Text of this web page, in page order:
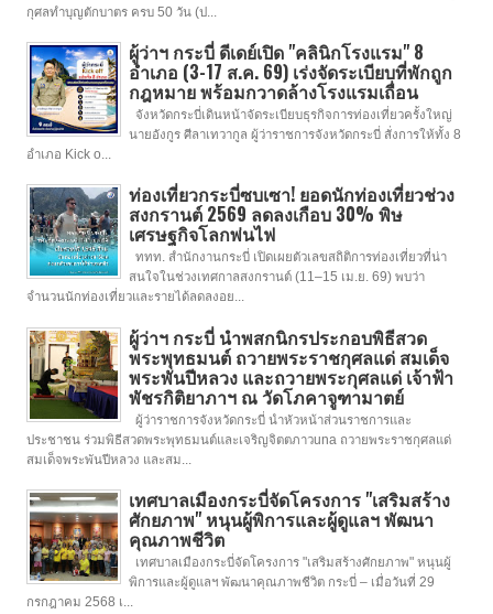
กุศลทำบุญตักบาตร ครบ 50 วัน (ป...
ผู้ว่าฯ กระบี่ ดีเดย์เปิด "คลินิกโรงแรม" 8
อำเภอ (3-17 ส.ค. 69) เร่งจัดระเบียบที่พักถูก
กฎหมาย พร้อมกวาดล้างโรงแรมเถื่อน
จังหวัดกระบี่เดินหน้าจัดระเบียบธุรกิจการท่องเที่ยวครั้งใหญ่
นายอังกูร ศีลาเทวากูล ผู้ว่าราชการจังหวัดกระบี่ สั่งการให้ทั้ง 8
อำเภอ Kick o...
ท่องเที่ยวกระบี่ซบเซา! ยอดนักท่องเที่ยวช่วง
สงกรานต์ 2569 ลดลงเกือบ 30% พิษ
เศรษฐกิจโลกพ่นไฟ
ททท. สำนักงานกระบี่ เปิดเผยตัวเลขสถิติการท่องเที่ยวที่น่า
สนใจในช่วงเทศกาลสงกรานต์ (11–15 เม.ย. 69) พบว่า
จำนวนนักท่องเที่ยวและรายได้ลดลงอย...
ผู้ว่าฯ กระบี่ นำพสกนิกรประกอบพิธีสวด
พระพุทธมนต์ ถวายพระราชกุศลแด่ สมเด็จ
พระพันปีหลวง และถวายพระกุศลแด่ เจ้าฟ้า
พัชรกิติยาภาฯ ณ วัดโภคาจูฑามาตย์
ผู้ว่าราชการจังหวัดกระบี่ นำหัวหน้าส่วนราชการและ
ประชาชน ร่วมพิธีสวดพระพุทธมนต์และเจริญจิตตภาวuna ถวายพระราชกุศลแด่
สมเด็จพระพันปีหลวง และสม...
เทศบาลเมืองกระบี่จัดโครงการ "เสริมสร้าง
ศักยภาพ" หนุนผู้พิการและผู้ดูแลฯ พัฒนา
คุณภาพชีวิต
เทศบาลเมืองกระบี่จัดโครงการ "เสริมสร้างศักยภาพ" หนุนผู้
พิการและผู้ดูแลฯ พัฒนาคุณภาพชีวิต กระบี่ – เมื่อวันที่ 29
กรกฎาคม 2568 เ...